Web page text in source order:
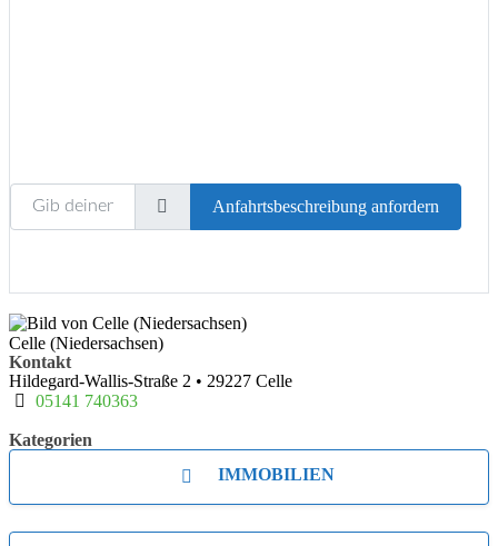
Gib deinen Standort ein.
Anfahrtsbeschreibung anfordern
Celle (Niedersachsen)
Kontakt
Hildegard-Wallis-Straße 2 • 29227 Celle
05141 740363
Kategorien
IMMOBILIEN